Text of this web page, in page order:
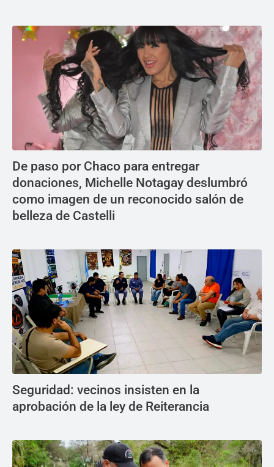
De paso por Chaco para entregar
donaciones, Michelle Notagay deslumbró
como imagen de un reconocido salón de
belleza de Castelli
Seguridad: vecinos insisten en la
aprobación de la ley de Reiterancia